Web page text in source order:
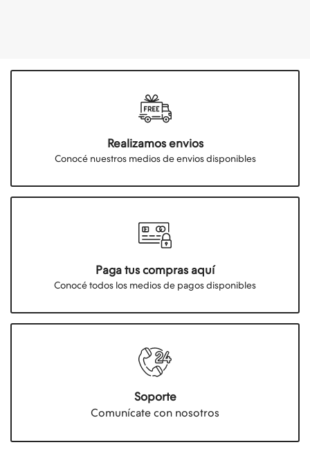
Realizamos envios
Conocé nuestros medios de envios disponibles
Paga tus compras aquí
Conocé todos los medios de pagos disponibles
Soporte
Comunícate con nosotros